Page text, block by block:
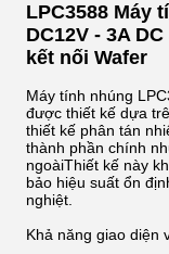
LPC3588 Máy
DC12V - 3A
kết nối Wafer
Máy tính nhúng
được thiết kế dựa
thiết kế phân tán
thành phần chính
ngoàiThiết kế này
bảo hiệu suất ổn
nghiệt.
Khả năng giao diện